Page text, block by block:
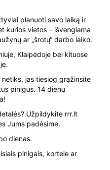
planuoti savo laiką ir
kurios vietos – išvengiama
ar „šrotų“ darbo laiko.
Klaipėdoje bei kituose
jas tiesiog grąžinsite
pinigus. 14 dienų
Užpildykite rrr.lt
Jums padėsime.
dienas.
pinigais, kortele ar